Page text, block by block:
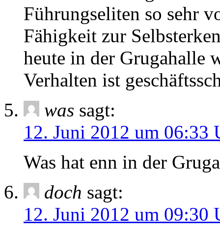
Führungseliten so sehr
Fähigkeit zur
heute in der Grugahalle
Verhalten ist
was sagt:
12. Juni 2012 um 06:33
Was hat enn in der
doch sagt:
12. Juni 2012 um 09:30